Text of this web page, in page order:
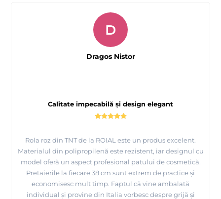
Calitate impecabilă și design elegant
Rola roz din TNT de la ROIAL este un produs excelent.
Materialul din polipropilenă este rezistent, iar designul cu
model oferă un aspect profesional patului de cosmetică.
Pretaierile la fiecare 38 cm sunt extrem de practice și
economisesc mult timp. Faptul că vine ambalată
individual și provine din Italia vorbesc despre grijă și
D
Dragos Nistor